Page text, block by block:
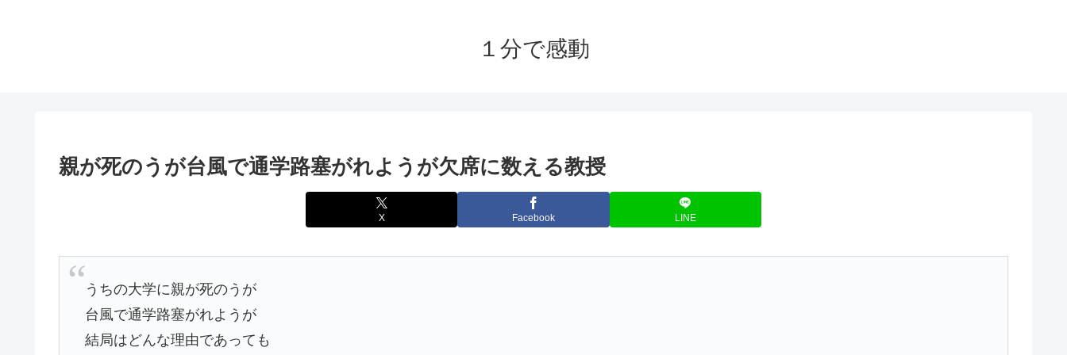
１分で感動
親が死のうが台風で通学路塞がれようが欠席に数える教授
X Facebook LINE
うちの大学に親が死のうが
台風で通学路塞がれようが
結局はどんな理由であっても